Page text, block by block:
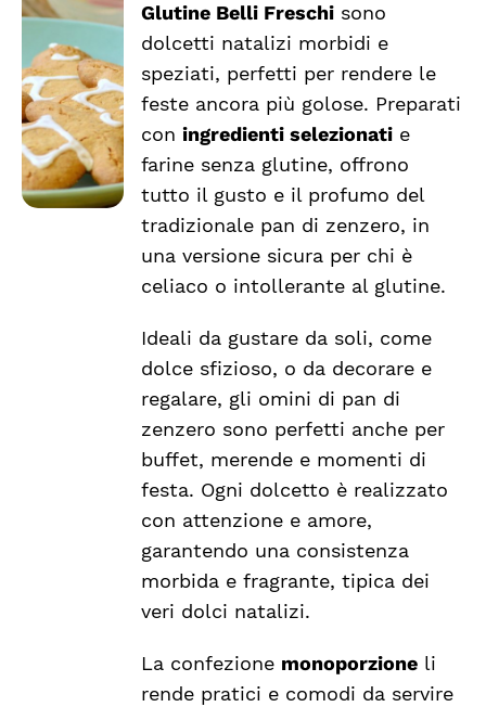
DETTAGLI
Glutine Belli Freschi sono
dolcetti natalizi morbidi e
speziati, perfetti per rendere le
feste ancora più golose. Preparati
coningredienti selezionati e
farine senza glutine, offrono
tutto il gusto e il profumo del
tradizionale pan di zenzero, in
una versione sicura per chi è
celiaco o intollerante al glutine.
Ideali da gustare da soli, come
dolce sfizioso, o da decorare e
regalare, gli omini di pan di
zenzero sono perfetti anche per
buffet, merende e momenti di
festa. Ogni dolcetto è realizzato
con attenzione e amore,
garantendo una consistenza
morbida e fragrante, tipica dei
veri dolci natalizi.
La confezione monoporzione li
rende pratici e comodi da servire